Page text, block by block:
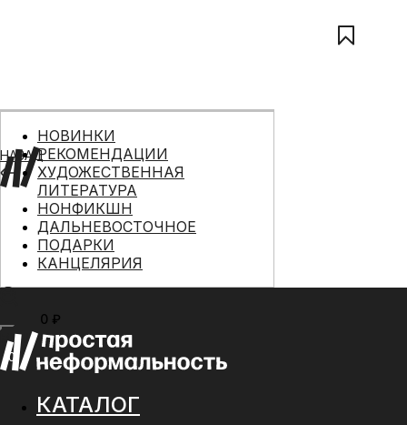
0 ₽
МЕНЮ
0
НАЗАД
НОВИНКИ
РЕКОМЕНДАЦИИ
ХУДОЖЕСТВЕННАЯ
ЛИТЕРАТУРА
НОНФИКШН
ДАЛЬНЕВОСТОЧНОЕ
ПОДАРКИ
КАНЦЕЛЯРИЯ
КАТАЛОГ